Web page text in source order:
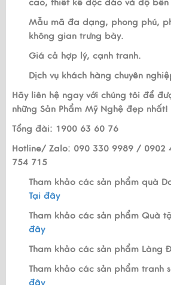
cao, thiết kế độc đáo và độ bền
Mẫu mã đa dạng, phong phú,
không gian trưng bày.
Giá cả hợp lý, cạnh tranh.
Dịch vụ khách hàng chuyên
Hãy liên hệ ngay với chúng tôi để
những Sản Phẩm Mỹ Nghệ đẹp nhất!
Tổng đài: 1900 63 60 76
Hotline/ Zalo: 090 330 9989 / 0902
754 715
Tham khảo các sản phẩm quà
Tại đây
Tham khảo các sản phẩm Quà
đây
Tham khảo các sản phẩm Làng
Tham khảo các sản phẩm tranh
đây